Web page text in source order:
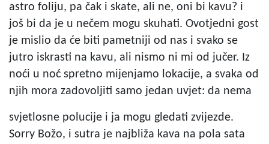
astro foliju, pa čak i skate, ali ne, oni bi kavu? i
još bi da je u nečem mogu skuhati. Ovotjedni gost
je mislio da će biti pametniji od nas i svako se
jutro iskrasti na kavu, ali nismo ni mi od jučer. Iz
noći u noć spretno mijenjamo lokacije, a svaka od
njih mora zadovoljiti samo jedan uvjet: da nema
svjetlosne polucije i ja mogu gledati zvijezde.
Sorry Božo, i sutra je najbliža kava na pola sata